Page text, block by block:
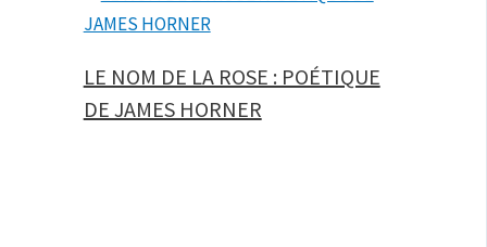
LE NOM DE LA ROSE : POÉTIQUE
DE JAMES HORNER